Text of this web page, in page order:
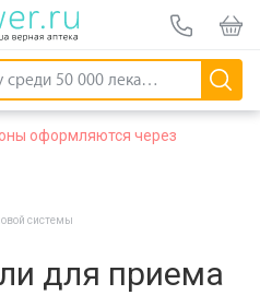
оформляются через
системы
для приема